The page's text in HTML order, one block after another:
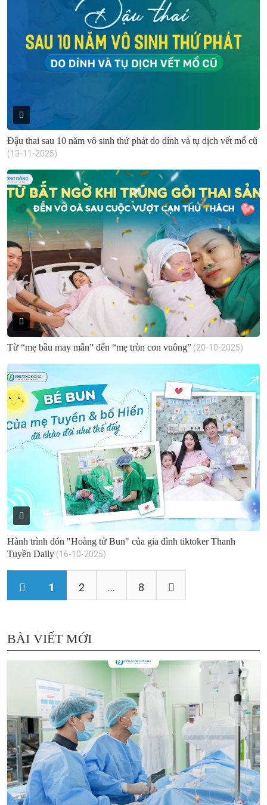
Đậu thai sau 10 năm vô sinh thứ phát do dính và tụ dịch vết mổ cũ
(13-11-2025)
Từ “mẹ bầu may mắn” đến “mẹ tròn con vuông” (20-10-2025)
Hành trình đón "Hoàng tử Bun" của gia đình tiktoker Thanh
Tuyền Daily (16-10-2025)
1 2 ... 8
BÀI VIẾT MỚI